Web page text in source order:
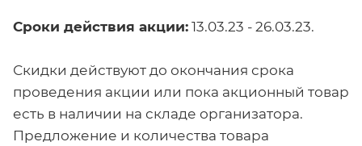
Сроки действия акции: 13.03.23 - 26.03.23.
Скидки действуют до окончания срока
проведения акции или пока акционный товар
есть в наличии на складе организатора.
Предложение и количества товара